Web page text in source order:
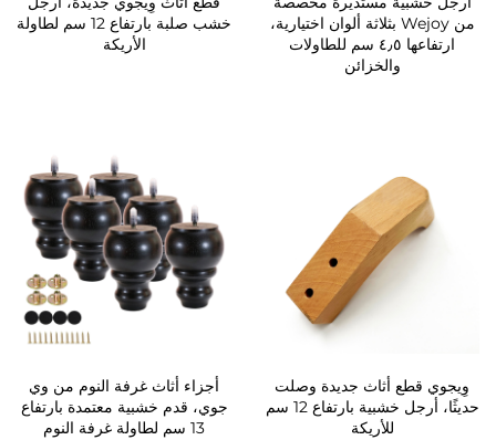
من Wejoy بثلاثة ألوان اختيارية،
ارتفاعها ٤٫٥ سم للطاولات
والخزائن
خشب صلبة بارتفاع 12 سم لطاولة
الأريكة
وِيجوي قطع أثاث جديدة وصلت
حديثًا، أرجل خشبية بارتفاع 12 سم
للأريكة
أجزاء أثاث غرفة النوم من وي
جوي، قدم خشبية معتمدة بارتفاع
13 سم لطاولة غرفة النوم